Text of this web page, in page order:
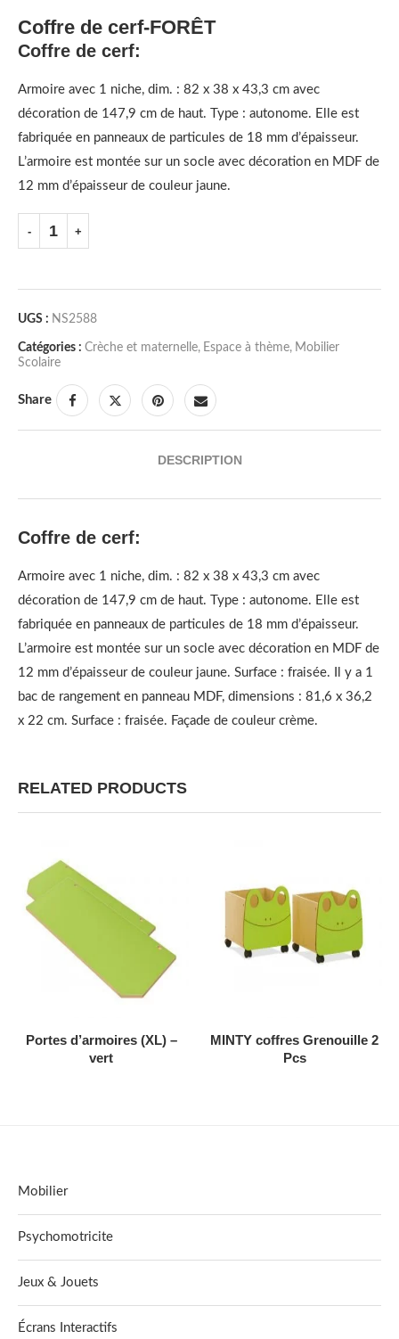
Coffre de cerf-FORÊT
Coffre de cerf:
Armoire avec 1 niche, dim. : 82 x 38 x 43,3 cm avec
décoration de 147,9 cm de haut. Type : autonome. Elle est
fabriquée en panneaux de particules de 18 mm d’épaisseur.
L’armoire est montée sur un socle avec décoration en MDF de
12 mm d’épaisseur de couleur jaune.
UGS : NS2588
Catégories : Crèche et maternelle, Espace à thème, Mobilier
Scolaire
Share
DESCRIPTION
Coffre de cerf:
Armoire avec 1 niche, dim. : 82 x 38 x 43,3 cm avec
décoration de 147,9 cm de haut. Type : autonome. Elle est
fabriquée en panneaux de particules de 18 mm d’épaisseur.
L’armoire est montée sur un socle avec décoration en MDF de
12 mm d’épaisseur de couleur jaune. Surface : fraisée. Il y a 1
bac de rangement en panneau MDF, dimensions : 81,6 x 36,2
x 22 cm. Surface : fraisée. Façade de couleur crème.
RELATED PRODUCTS
AJOUTER AU DEVIS
Portes d’armoires (XL) –
vert
AJOUTER AU DEVIS
MINTY coffres Grenouille 2
Pcs
Mobilier
Psychomotricite
Jeux & Jouets
Écrans Interactifs